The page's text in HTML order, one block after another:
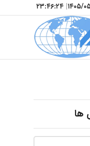
۰۵/۱۶| ۲۳:۴۶:۲۵
ها